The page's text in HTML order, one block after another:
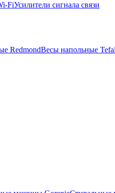
FiУсилители сигнала связи
RedmondВесы напольные Tefal